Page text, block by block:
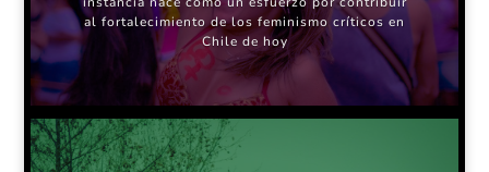
al fortalecimiento de los feminismo críticos en
Chile de hoy